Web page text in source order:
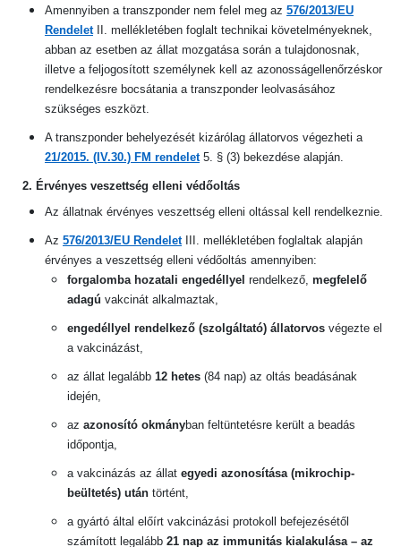
Amennyiben a transzponder nem felel meg az 576/2013/EU
RendeletII. mellékletében foglalt technikai követelményeknek,
abban az esetben az állat mozgatása során a tulajdonosnak,
illetve a feljogosított személynek kell az azonosságellenőrzéskor
rendelkezésre bocsátania a transzponder leolvasásához
szükséges eszközt.
A transzponder behelyezését kizárólag állatorvos végezheti a
21/2015. (IV.30.) FM rendelet5. § (3) bekezdése alapján.
2. Érvényes veszettség elleni védőoltás
Az állatnak érvényes veszettség elleni oltással kell rendelkeznie.
Az 576/2013/EU RendeletIII. mellékletében foglaltak alapján
érvényes a veszettség elleni védőoltás amennyiben:
forgalomba hozatali engedéllyel rendelkező, megfelelő
adagú vakcinát alkalmaztak,
engedéllyel rendelkező (szolgáltató) állatorvos végezte el
a vakcinázást,
az állat legalább 12 hetes (84 nap) az oltás beadásának
idején,
az azonosító okmányban feltüntetésre került a beadás
időpontja,
a vakcinázás az állat egyedi azonosítása (mikrochip-
beültetés) után történt,
a gyártó által előírt vakcinázási protokoll befejezésétől
számított legalább 21 nap az immunitás kialakulása – az